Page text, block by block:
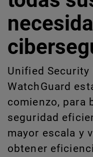
Unified Security
WatchGuard
comienzo, para
seguridad
mayor escala y
obtener